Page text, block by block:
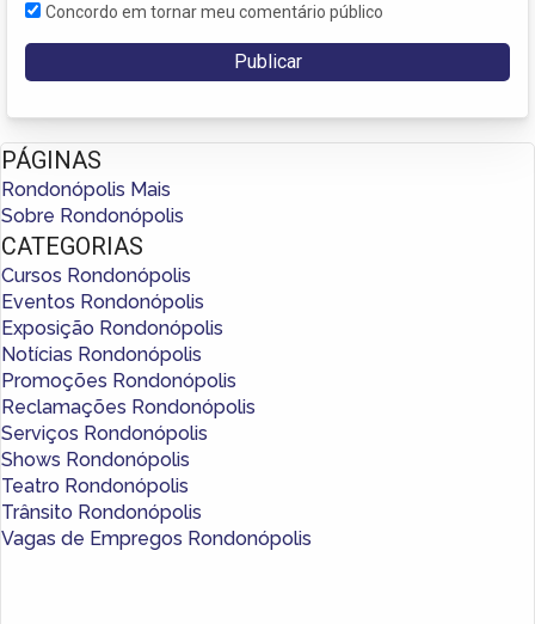
Concordo em tornar meu comentário público
PÁGINAS
Rondonópolis Mais
Sobre Rondonópolis
CATEGORIAS
Cursos Rondonópolis
Eventos Rondonópolis
Exposição Rondonópolis
Notícias Rondonópolis
Promoções Rondonópolis
Reclamações Rondonópolis
Serviços Rondonópolis
Shows Rondonópolis
Teatro Rondonópolis
Trânsito Rondonópolis
Vagas de Empregos Rondonópolis